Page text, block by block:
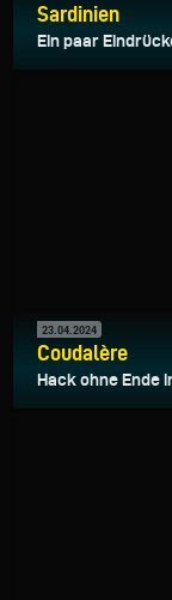
Sardinien
Ein paar
23.04.2024
Coudalère
Hack ohne Ende